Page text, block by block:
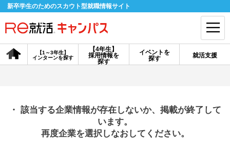
新卒学生のためのスカウト型就職情報サイト
【4年生】
採用情報を
探す
【1～3年生】
インターンを探す
イベントを
探す
就活支援
会員登録 ログイン
探す
・ 該当する企業情報が存在しないか、掲載が終了して
います。
再度企業を選択しなおしてください。